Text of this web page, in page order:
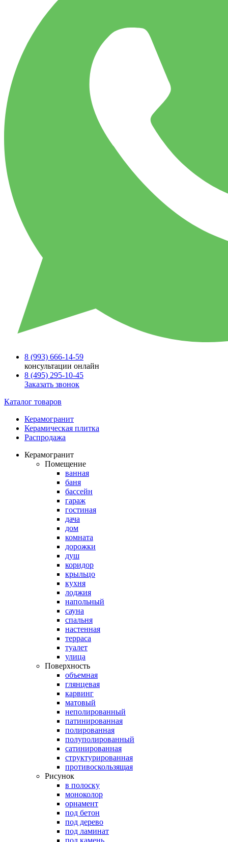
8 (993) 666-14-59
консультации онлайн
8 (495) 295-10-45
Заказать звонок
Каталог товаров
Керамогранит
Керамическая плитка
Распродажа
Керамогранит
Помещение
ванная
баня
бассейн
гараж
гостиная
дача
дом
комната
дорожки
душ
коридор
крыльцо
кухня
лоджия
напольный
сауна
спальня
настенная
терраса
туалет
улица
Поверхность
объемная
глянцевая
карвинг
матовый
неполированный
патинированная
полированная
полуполированный
сатинированная
структурированная
противоскользящая
Рисунок
в полоску
моноколор
орнамент
под бетон
под дерево
под ламинат
под камень